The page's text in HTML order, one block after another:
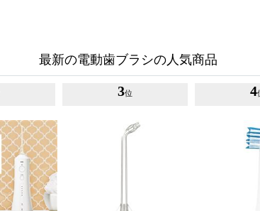
最新の電動歯ブラシの人気商品
3位 4